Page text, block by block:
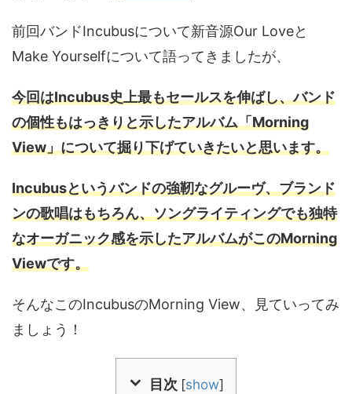
前回バンドIncubusについて新音源Our Loveと
Make Yourselfについて語ってきましたが、
今回はIncubus史上最もセールスを伸ばし、バンド
の個性もはっきりと示したアルバム「Morning
View」について掘り下げていきたいと思います。
Incubusというバンドの強靭なグルーヴ、ブランド
ンの歌唱はもちろん、ソングライティングでも独特
なオーガニック感を示したアルバムがこのMorning
Viewです。
そんなこのIncubusのMorning View、見ていってみ
ましょう！
目次 [show]